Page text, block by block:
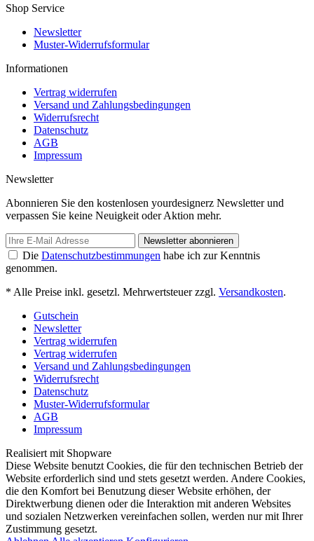
Shop Service
Newsletter
Muster-Widerrufsformular
Informationen
Vertrag widerrufen
Versand und Zahlungsbedingungen
Widerrufsrecht
Datenschutz
AGB
Impressum
Newsletter
Abonnieren Sie den kostenlosen yourdesignerz Newsletter und
verpassen Sie keine Neuigkeit oder Aktion mehr.
Newsletter abonnieren
Die Datenschutzbestimmungen habe ich zur Kenntnis
genommen.
* Alle Preise inkl. gesetzl. Mehrwertsteuer zzgl. Versandkosten.
Gutschein
Newsletter
Vertrag widerrufen
Vertrag widerrufen
Versand und Zahlungsbedingungen
Widerrufsrecht
Datenschutz
Muster-Widerrufsformular
AGB
Impressum
Realisiert mit Shopware
Diese Website benutzt Cookies, die für den technischen Betrieb der
Website erforderlich sind und stets gesetzt werden. Andere Cookies,
die den Komfort bei Benutzung dieser Website erhöhen, der
Direktwerbung dienen oder die Interaktion mit anderen Websites
und sozialen Netzwerken vereinfachen sollen, werden nur mit Ihrer
Zustimmung gesetzt.